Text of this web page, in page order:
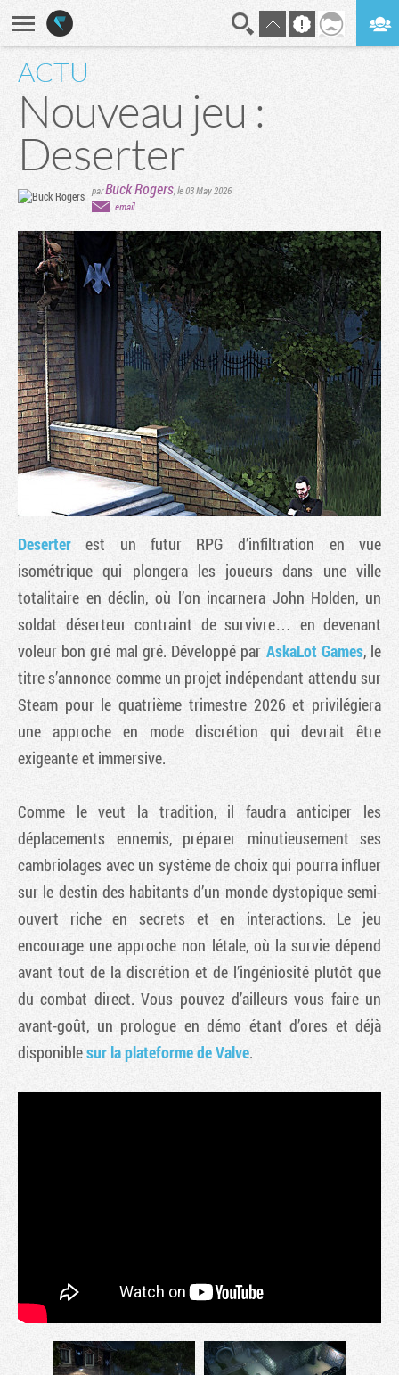
ACTU
Nouveau jeu :
Deserter
parBuck Rogers,le 03 May 2026
email
Deserter est un futur RPG d’infiltration en vue
isométrique qui plongera les joueurs dans une ville
totalitaire en déclin, où l’on incarnera John Holden, un
soldat déserteur contraint de survivre… en devenant
voleur bon gré mal gré. Développé par AskaLot Games, le
titre s’annonce comme un projet indépendant attendu sur
Steam pour le quatrième trimestre 2026 et privilégiera
une approche en mode discrétion qui devrait être
exigeante et immersive.
Comme le veut la tradition, il faudra anticiper les
déplacements ennemis, préparer minutieusement ses
cambriolages avec un système de choix qui pourra influer
sur le destin des habitants d’un monde dystopique semi-
ouvert riche en secrets et en interactions. Le jeu
encourage une approche non létale, où la survie dépend
avant tout de la discrétion et de l’ingéniosité plutôt que
du combat direct. Vous pouvez d’ailleurs vous faire un
avant-goût, un prologue en démo étant d’ores et déjà
disponiblesur la plateforme de Valve.
Tribune